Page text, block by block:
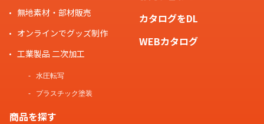
無地素材・部材販売
オンラインでグッズ制作
工業製品 二次加工
水圧転写
プラスチック塗装
商品を探す
カタログをDL
WEBカタログ